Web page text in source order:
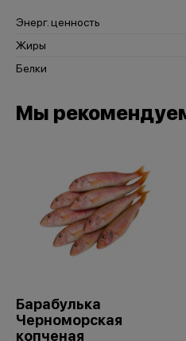
Энерг. ценность
Жиры
Белки
Мы
Барабулька
Черноморская
копченая